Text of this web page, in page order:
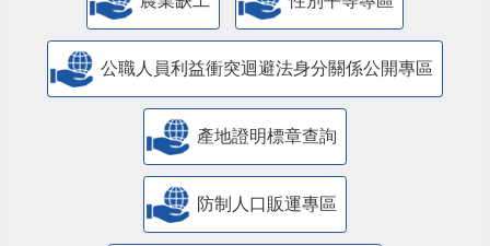
公職人員利益衝突迴避法身分關係公開專區
產地證明標章查詢
防制人口販運專區